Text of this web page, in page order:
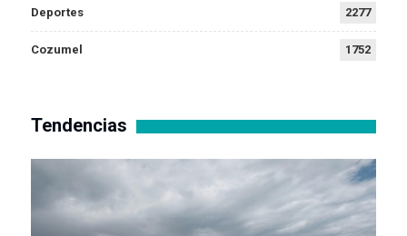
Deportes 2277
Cozumel 1752
Tendencias